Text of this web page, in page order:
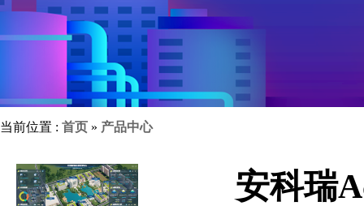
当前位置 : 首页 » 产品中心
安科瑞